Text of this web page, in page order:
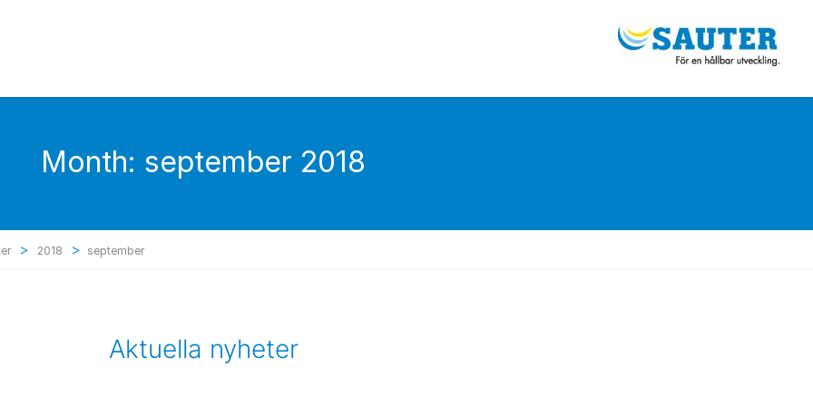
Month: september 2018
> 2018 > september
Aktuella nyheter